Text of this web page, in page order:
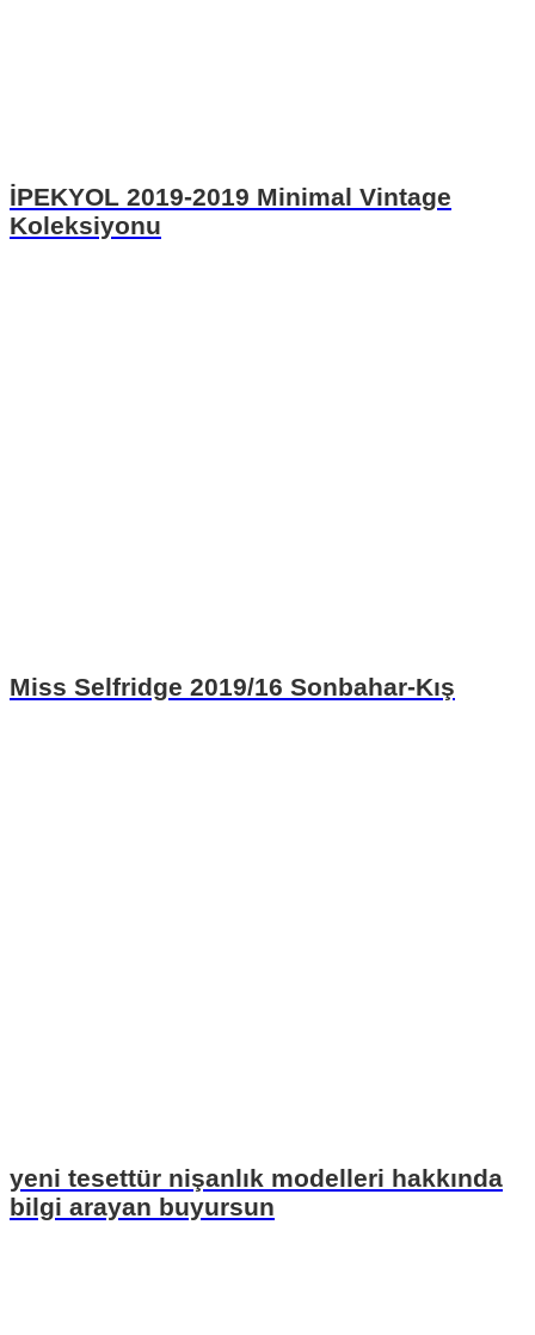
İPEKYOL 2019-2019 Minimal Vintage
Koleksiyonu
Miss Selfridge 2019/16 Sonbahar-Kış
yeni tesettür nişanlık modelleri hakkında
bilgi arayan buyursun